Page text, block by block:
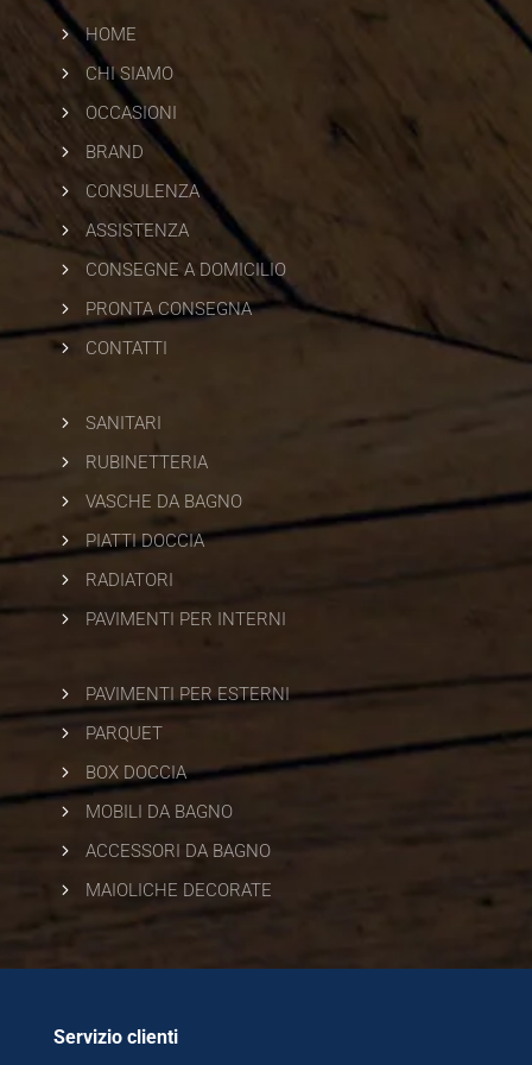
5 HOME
5
CHI SIAMO
5
OCCASIONI
5
BRAND
5
CONSULENZA
5
ASSISTENZA
5
CONSEGNE A DOMICILIO
5
PRONTA CONSEGNA
5
CONTATTI
5
SANITARI
5
RUBINETTERIA
5
VASCHE DA BAGNO
5
PIATTI DOCCIA
5
RADIATORI
5
PAVIMENTI PER INTERNI
5
PAVIMENTI PER ESTERNI
5
PARQUET
5
BOX DOCCIA
5
MOBILI DA BAGNO
5
ACCESSORI DA BAGNO
5
MAIOLICHE DECORATE
Servizio clienti